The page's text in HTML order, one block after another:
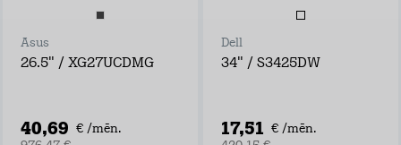
Asus
26.5" / XG27UCDMG
40,69 € /mēn.
Dell
34" / S3425DW
17,51 € /mēn.